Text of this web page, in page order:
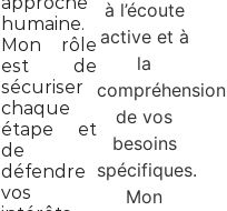
humaine.
Mon rôle
est de
sécuriser
chaque
étape et
de
défendre
vos
à l’écoute
active et à
la
compréhension
de vos
besoins
spécifiques.
Mon